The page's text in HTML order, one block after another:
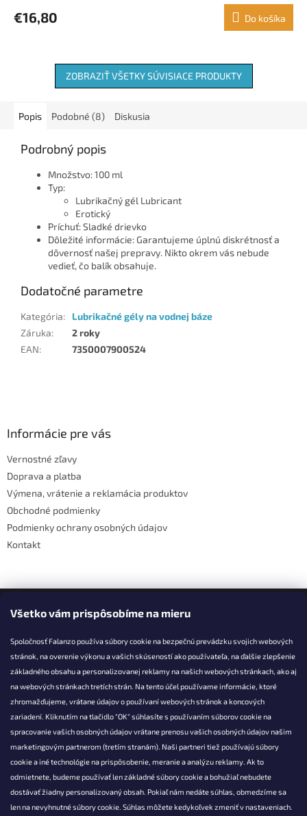
Všetko vám prispôsobíme na mieru
Spoločnosť Falanzo používa súbory cookie na bezpečnú prevádzku svojich webových
stránok, na overenie výkonu a vašich skúseností ako používateľa, na ďalšie zlepšenie
základného obsahu a personalizovanej reklamy na našich webových stránkach, ako aj
na webových stránkach tretích strán. Na tento účel používame informácie, ktoré
zhromažďujeme, vrátane údajov o používaní webových stránok a koncových
zariadení. Kliknutím na tlačidlo "OK" súhlasíte s používaním súborov cookie na
spracovanie vašich osobných údajov vrátane prenosu vašich osobných údajov našim
marketingovým partnerom (tretím stranám). Naši partneri tiež používajú súbory
cookie a iné technológie na prispôsobenie, meranie a analýzu reklamy. Ak to
odmietnete, budeme používať len základné súbory cookie a bohužiaľ nebudete
dostávať žiadny personalizovaný obsah. Pokiaľ nám nedáte súhlas, obmedzíme sa
len na nevyhnutné súbory cookie. Súhlas môžete kedykoľvek zmeniť v nastaveniach.
€16,80 Do košíka
ZOBRAZIŤ VŠETKY SÚVISIACE PRODUKTY
Popis Podobné (8) Diskusia
Podrobný popis
Množstvo: 100 ml
Typ:
Lubrikačný gél Lubricant
Erotický
Príchuť: Sladké drievko
Dôležité informácie: Garantujeme úplnú diskrétnosť a
dôvernosť našej prepravy. Nikto okrem vás nebude
vedieť, čo balík obsahuje.
Dodatočné parametre
Kategória:
Lubrikačné gély na vodnej báze
Záruka:
2 roky
EAN: 7350007900524
Informácie pre vás
Vernostné zľavy
Doprava a platba
Výmena, vrátenie a reklamácia produktov
Obchodné podmienky
Podmienky ochrany osobných údajov
Kontakt
Facebook
KONTAKT
info@falanzo.sk
Falanzo.sk
FalanzoSK